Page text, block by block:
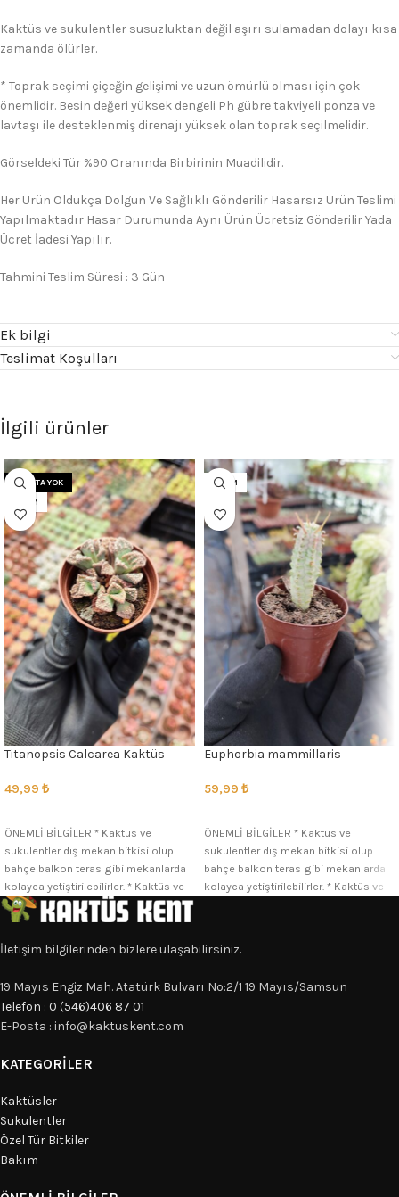
Kaktüs ve sukulentler susuzluktan değil aşırı sulamadan dolayı kısa
zamanda ölürler.
* Toprak seçimi çiçeğin gelişimi ve uzun ömürlü olması için çok
önemlidir. Besin değeri yüksek dengeli Ph gübre takviyeli ponza ve
lavtaşı ile desteklenmiş direnajı yüksek olan toprak seçilmelidir.
Görseldeki Tür %90 Oranında Birbirinin Muadilidir.
Her Ürün Oldukça Dolgun Ve Sağlıklı Gönderilir Hasarsız Ürün Teslimi
Yapılmaktadır Hasar Durumunda Aynı Ürün Ücretsiz Gönderilir Yada
Ücret İadesi Yapılır.
Tahmini Teslim Süresi : 3 Gün
Ek bilgi
Teslimat Koşulları
İlgili ürünler
STOKTA YOK
5.5CM
Titanopsis Calcarea Kaktüs
49,99 ₺
ÖNEMLİ BİLGİLER * Kaktüs ve
sukulentler dış mekan bitkisi olup
bahçe balkon teras gibi mekanlarda
kolayca yetiştirilebilirler. * Kaktüs ve
5.5CM
Euphorbia mammillaris
59,99 ₺
ÖNEMLİ BİLGİLER * Kaktüs ve
sukulentler dış mekan bitkisi olup
bahçe balkon teras gibi mekanlarda
kolayca yetiştirilebilirler. * Kaktüs ve
İletişim bilgilerinden bizlere ulaşabilirsiniz.
19 Mayıs Engiz Mah. Atatürk Bulvarı No:2/1 19 Mayıs/Samsun
Telefon : 0 (546)406 87 01
E-Posta : info@kaktuskent.com
KATEGORILER
Kaktüsler
Sukulentler
Özel Tür Bitkiler
Bakım